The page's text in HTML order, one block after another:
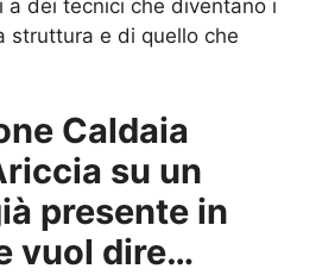
a dei tecnici che diventano i
struttura e di quello che
Caldaia
su un
presente in
vuol dire…